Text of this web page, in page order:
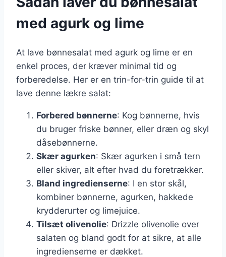
med agurk og lime
At lave bønnesalat med agurk og lime er en
enkel proces, der kræver minimal tid og
forberedelse. Her er en trin-for-trin guide til at
lave denne lækre salat:
Forbered bønnerne: Kog bønnerne, hvis
du bruger friske bønner, eller dræn og skyl
dåsebønnerne.
Skær agurken: Skær agurken i små tern
eller skiver, alt efter hvad du foretrækker.
Bland ingredienserne: I en stor skål,
kombiner bønnerne, agurken, hakkede
krydderurter og limejuice.
Tilsæt olivenolie: Drizzle olivenolie over
salaten og bland godt for at sikre, at alle
ingredienserne er dækket.